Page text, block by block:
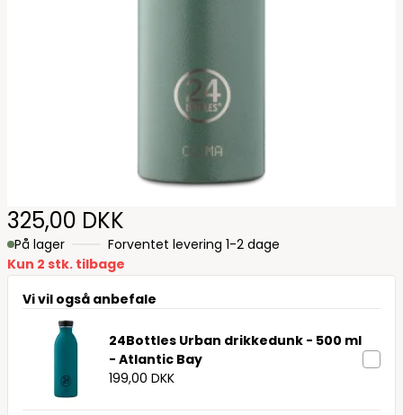
325,00 DKK
På lager
Forventet levering 1-2 dage
Kun 2 stk. tilbage
Vi vil også anbefale
24Bottles Urban drikkedunk - 500 ml
- Atlantic Bay
199,00 DKK